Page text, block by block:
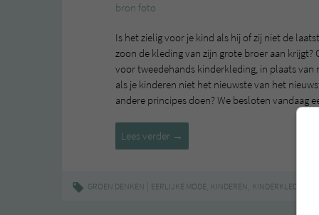
bron foto
Is het zielig voor je kind als hij of zij niet de
zoon de kleding van zijn grote broer aan
voor tweedehands kinderkleding, in plaats
als je kinderen niet het nieuwste van het
andere principes doen? We besloten vandaag
Lees verder Tweedehands
kinderkleding
→
GROEN DENKEN EERLIJKE MODE, KINDEREN, KINDERKLEDING